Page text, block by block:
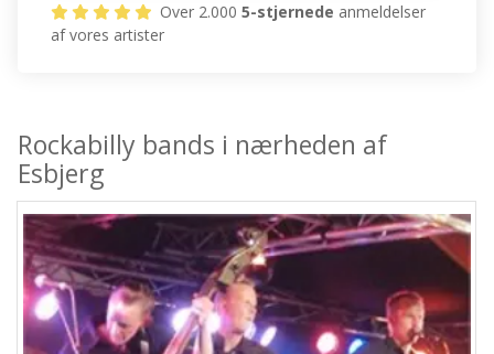
Over 2.0005-stjernede anmeldelser
af vores artister
Rockabilly bands i nærheden af
Esbjerg